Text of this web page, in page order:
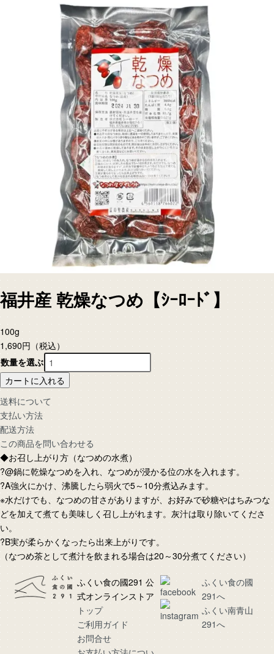
福井産 乾燥なつめ【ｼｰﾛｰﾄﾞ】
100g
1,690円 （税込）
数量を選ぶ
カートに入れる
送料について
支払い方法
配送方法
この商品を問い合わせる
◆お召し上がり方（なつめの水煮）
?@鍋に乾燥なつめを入れ、なつめが浸かる位の水を入れます。
?A強火にかけ、沸騰したら弱火で5～10分煮込みます。
※水だけでも、なつめの甘さがありますが、お好みで砂糖やはちみつな
どを加えて煮ても美味しく召し上がれます。灰汁は取り除いてくださ
い。
?B実が柔らかくなったら出来上がりです。
（なつめ茶として煮汁を飲まれる場合は20～30分煮てください）
ふくい食の國291 公
式オンラインストア
トップ
ご利用ガイド
お問合せ
ふくい食の國
291へ
ふくい南青山
291へ